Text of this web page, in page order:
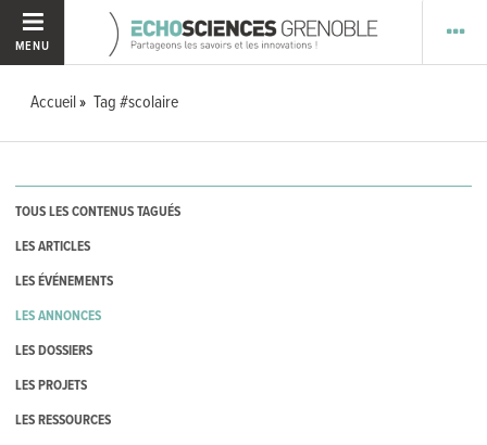
MENU
Accueil Tag #scolaire
TOUS LES CONTENUS TAGUÉS
LES ARTICLES
LES ÉVÉNEMENTS
LES ANNONCES
LES DOSSIERS
LES PROJETS
LES RESSOURCES